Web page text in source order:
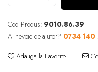
Cod Produs: 9010.86.39
Ai nevoie de ajutor? 0734 140
Adauga la Favorite